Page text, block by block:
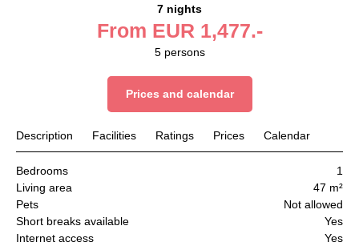
7 nights
From EUR 1,477.-
5 persons
Prices and calendar
Description Facilities Ratings Prices Calendar
Bedrooms
1
Living area
47 m²
Pets
Not allowed
Short breaks available
Yes
Internet access
Yes